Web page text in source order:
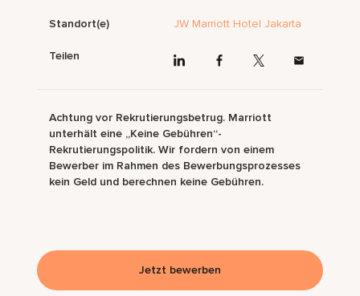
Standort(e) JW Marriott Hotel Jakarta
Teilen
Achtung vor Rekrutierungsbetrug. Marriott
unterhält eine „Keine Gebühren“-
Rekrutierungspolitik. Wir fordern von einem
Bewerber im Rahmen des Bewerbungsprozesses
kein Geld und berechnen keine Gebühren.
Jetzt bewerben